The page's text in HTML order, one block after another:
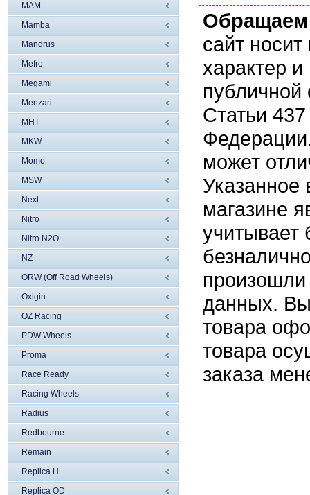
MAM
Mamba
Mandrus
Mefro
Megami
Menzari
MHT
MKW
Momo
MSW
Next
Nitro
Nitro N2O
NZ
ORW (Off Road Wheels)
Oxigin
OZ Racing
PDW Wheels
Proma
Race Ready
Racing Wheels
Radius
Redbourne
Remain
Replica H
Replica OD
сайт
характер
Статьи
может
магазине
учитывает
данных. Вы
товара
товара
заказа